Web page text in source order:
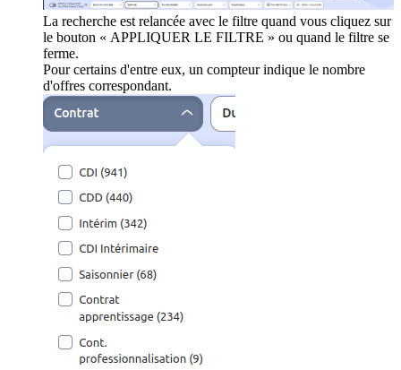
La recherche est relancée avec le filtre quand vous cliquez sur
le bouton « APPLIQUER LE FILTRE » ou quand le filtre se
ferme.
Pour certains d'entre eux, un compteur indique le nombre
d'offres correspondant.